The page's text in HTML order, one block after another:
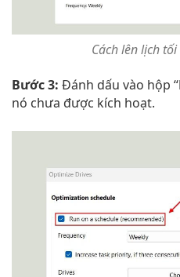
Cách lên lịch
Bước 3: Đánh dấu vào hộp “
nó chưa được kích hoạt.